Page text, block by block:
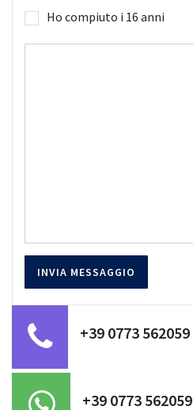
Ho compiuto i 16 anni
+39 0773 562059
+39 0773 562059